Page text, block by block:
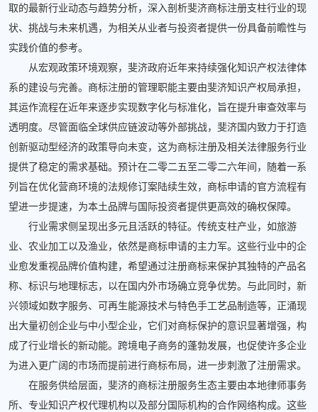
取的最新行业动态与趋势分析，深入剖析斐济商标注册支柱行业的现
状、挑战与未来机遇，为相关从业者与投资者提供一份具备前瞻性与
实践价值的参考。
从宏观政策环境观察，斐济政府近年来持续强化知识产权法律体
系的建设与完善。商标注册的管理职能主要由斐济知识产权局承担，
其运作流程在近年来逐步实现数字化与标准化，旨在提升审查效率与
透明度。尽管面临全球供应链波动等外部挑战，斐济国内致力于打造
创新驱动型经济的政策导向未变，这为商标注册及相关法律服务行业
提供了稳定的需求基础。预计在二零二五至二零二六年间，随着一系
列旨在优化营商环境的法规修订案陆续生效，商标申请的官方流程有
望进一步提速，为本土品牌与国际投资者提供更高效的确权保障。
行业需求侧呈现出多元且活跃的特征。传统支柱产业，如旅游
业、农业加工以及渔业，依然是商标申请的主力军。这些行业中的企
业愈发重视品牌价值构建，希望通过注册商标来保护其独特的产品名
称、标识与地理标志，以在国内外市场确立竞争优势。与此同时，新
兴领域如数字服务、可再生能源技术与特色手工艺品制造等，正涌现
出大量初创企业与中小型企业，它们对商标保护的意识显著增强，构
成了行业增长的新动能。跨境电子商务的蓬勃发展，也促使许多企业
为进入更广阔的市场而提前进行商标布局，进一步刺激了注册需求。
在服务供给层面，斐济的商标注册服务生态主要由本地律师事务
所、专业知识产权代理机构以及部分国际机构的合作网络构成。这些